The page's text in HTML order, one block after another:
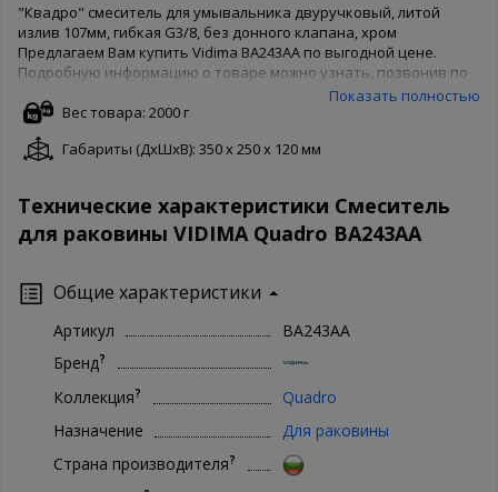
"Квадро" смеситель для умывальника двуручковый, литой
излив 107мм, гибкая G3/8, без донного клапана, хром
Предлагаем Вам купить Vidima BA243AA по выгодной цене.
Подробную информацию о товаре можно узнать, позвонив по
бесплатному номеру 8-800-500-65-62. Товары производителя
известны во всем мире, поэтому Vidima беспокоятся о качестве
товара и защищают его своей гарантией. Чтобы купить Vidima
BA243AA в нашем интернет магазине, Вам достаточно
хлопоты!
Показать полностью
Вес товара: 2000 г
Габариты (ДxШxВ): 350 x 250 x 120 мм
Технические характеристики Смеситель
для раковины VIDIMA Quadro BA243AA
Общие характеристики
Артикул
BA243AA
Бренд?
Коллекция?
Quadro
Назначение
Для раковины
Страна производителя?